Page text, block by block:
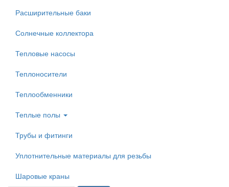
Расширительные баки
Солнечные коллектора
Тепловые насосы
Теплоносители
Теплообменники
Теплые полы
Трубы и фитинги
Уплотнительные материалы для резьбы
Шаровые краны